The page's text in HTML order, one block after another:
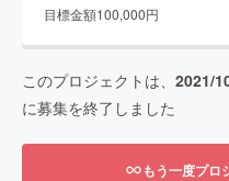
目標金額100,000円
このプロジェクトは、 2021/
に募集を終了しました
もう一度プロ